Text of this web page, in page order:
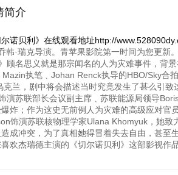
简介
尔诺贝利》在线观看地址http://
韩·瑞克导演。青苹果影院第一时间为您更新
顾名思义就是那宗闻名的人为灾难事件，背
执笔﹑Johan Renck执导的HBO/Sky合
克兰，剧中将会描述当时究竟发生了甚么
演苏联部长会议副主席﹑苏联能源局领导
爆炸；作为这史无前例人为灾难的高级应对
饰演苏联核物理学家Ulana Khomyuk，她
成冲突，为了真相她得冒着失去自由，甚
欢杰瑞德主演的《切尔诺贝利》这部影视作